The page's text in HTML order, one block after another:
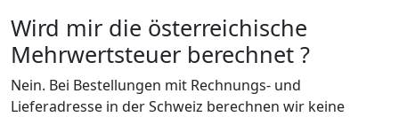
Wird mir die österreichische
Mehrwertsteuer berechnet ?
Nein. Bei Bestellungen mit Rechnungs- und
Lieferadresse in der Schweiz berechnen wir keine